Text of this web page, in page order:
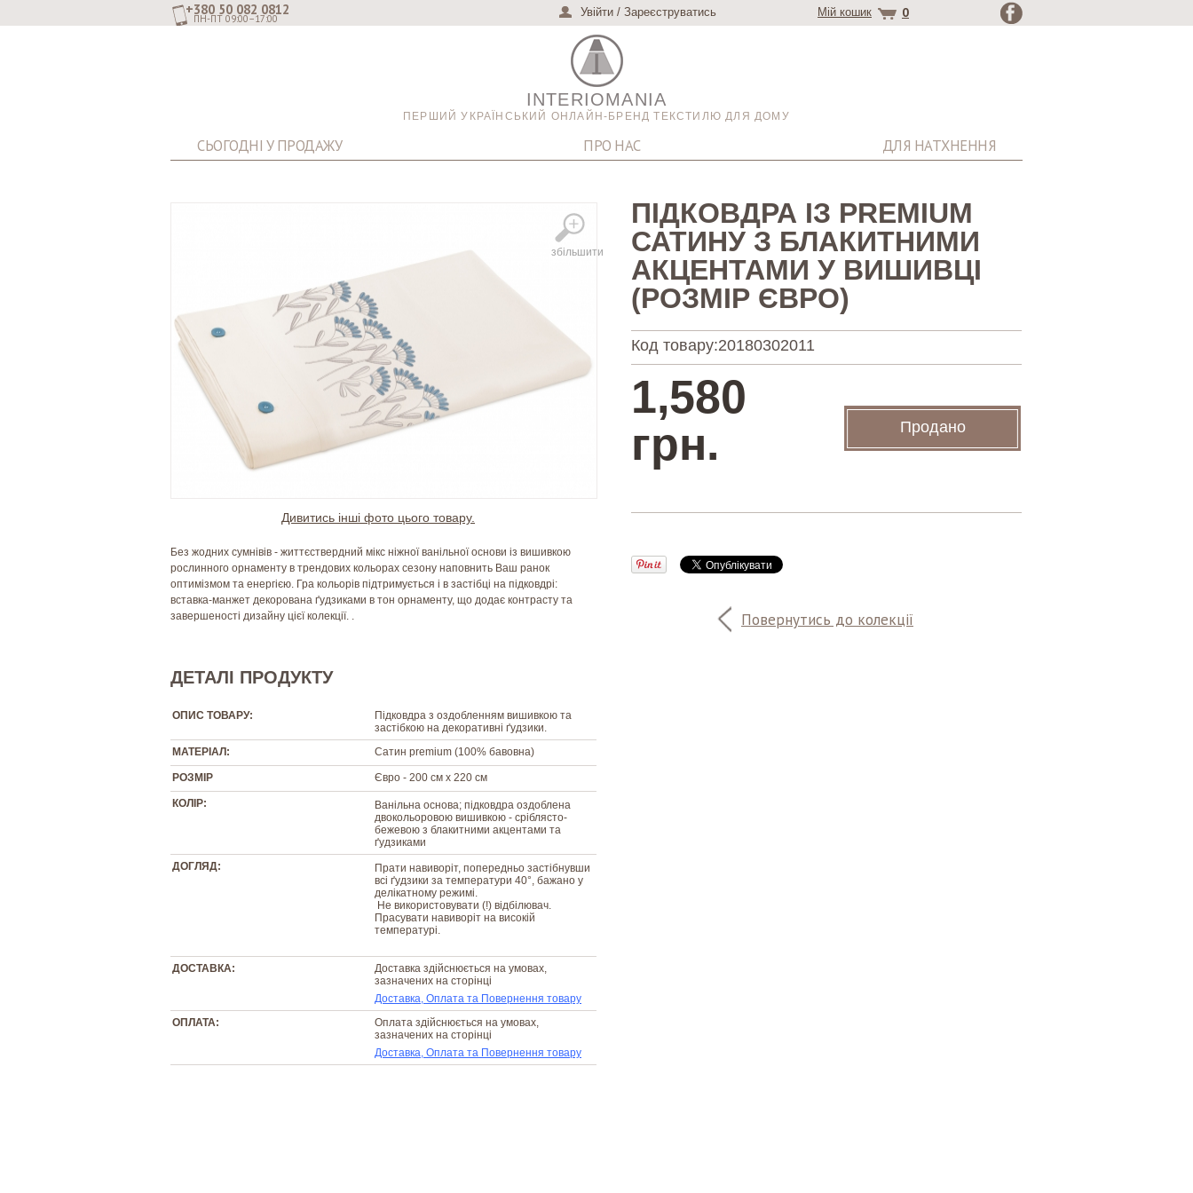
+380 50 082 0812
ПН-ПТ 09:00–17:00 Мій кошик 0
Увійти / Зареєструватись
INTERIOMANIA
ПЕРШИЙ УКРАЇНСЬКИЙ ОНЛАЙН-БРЕНД ТЕКСТИЛЮ ДЛЯ ДОМУ
СЬОГОДНІ У ПРОДАЖУ ПРО НАС ДЛЯ НАТХНЕННЯ
збільшити
ПІДКОВДРА ІЗ PREMIUM
САТИНУ З БЛАКИТНИМИ
АКЦЕНТАМИ У ВИШИВЦІ
(РОЗМІР ЄВРО)
Код товару:20180302011
1,580
грн.
Продано
Повернутись до колекції
Дивитись інші фото цього товару.
Без жодних сумнівів - життєствердний мікс ніжної ванільної основи із вишивкою
рослинного орнаменту в трендових кольорах сезону наповнить Ваш ранок
оптимізмом та енергією. Гра кольорів підтримується і в застібці на підковдрі:
вставка-манжет декорована ґудзиками в тон орнаменту, що додає контрасту та
завершеності дизайну цієї колекції. .
ДЕТАЛІ ПРОДУКТУ
ОПИС ТОВАРУ:
Підковдра з оздобленням вишивкою та
застібкою на декоративні ґудзики.
МАТЕРІАЛ:
Сатин premium (100% бавовна)
РОЗМІР Євро - 200 см х 220 см
КОЛІР:
Ванільна основа; підковдра оздоблена
двокольоровою вишивкою - сріблясто-
бежевою з блакитними акцентами та
ґудзиками
ДОГЛЯД:
Прати навиворіт, попередньо застібнувши
всі ґудзики за температури 40°, бажано у
делікатному режимі.
Не використовувати (!) відбілювач.
Прасувати навиворіт на високій
температурі.
ДОСТАВКА:
Доставка здійснюється на умовах,
зазначених на сторінці
Доставка, Оплата та Повернення товару
ОПЛАТА:
Оплата здійснюється на умовах,
зазначених на сторінці
Доставка, Оплата та Повернення товару